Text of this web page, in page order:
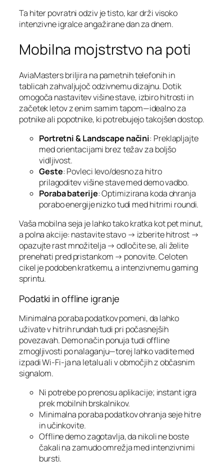
Ta hiter povratni odziv je tisto, kar drži visoko
intenzivne igralce angažirane dan za dnem.
Mobilna mojstrstvo na poti
AviaMasters briljira na pametnih telefonih in
tablicah zahvaljujoč odzivnemu dizajnu. Dotik
omogoča nastavitev višine stave, izbiro hitrosti in
začetek letov z enim samim tapom—idealno za
potnike ali popotnike, ki potrebujejo takojšen dostop.
Portretni & Landscape načini: Preklapljajte
med orientacijami brez težav za boljšo
vidljivost.
Geste: Povleci levo/desno za hitro
prilagoditev višine stave med demo vadbo.
Poraba baterije: Optimizirana koda ohranja
porabo energije nizko tudi med hitrimi roundi.
Vaša mobilna seja je lahko tako kratka kot pet minut,
a polna akcije: nastavite stavo → izberite hitrost →
opazujte rast množitelja → odločite se, ali želite
prenehati pred pristankom → ponovite. Celoten
cikel je podoben kratkemu, a intenzivnemu gaming
sprintu.
Podatki in offline igranje
Minimalna poraba podatkov pomeni, da lahko
uživate v hitrih rundah tudi pri počasnejših
povezavah. Demo način ponuja tudi offline
zmogljivosti po nalaganju—torej lahko vadite med
izpadi Wi‑Fi-ja na letalu ali v območjih z občasnim
signalom.
Ni potrebe po prenosu aplikacije; instant igra
prek mobilnih brskalnikov.
Minimalna poraba podatkov ohranja seje hitre
in učinkovite.
Offline demo zagotavlja, da nikoli ne boste
čakali na zamudo omrežja med intenzivnimi
bursti.